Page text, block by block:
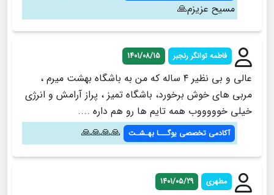
مسيح عزيزم🙏
فاطمه توانگر رنجبر 1401/08/15
عالی و بی نظیر ۴ ساله که من به باشگاه بهشت میرم ،
مربی های خوش برخورد، باشگاه تمیز ، پراز آرامش و انرژی
خیلی خوووووب همه تایم ها رو هم داره ....
آکادمی تخصصی یوگـــا بهـشـت 🙏🙏🙏🙏
مطهری 1401/05/29